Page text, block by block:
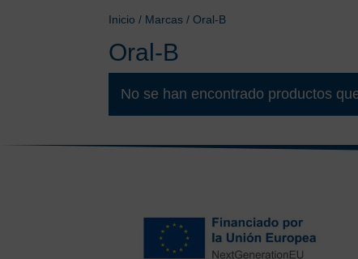
Inicio / Marcas / Oral-B
Oral-B
No se han encontrado productos